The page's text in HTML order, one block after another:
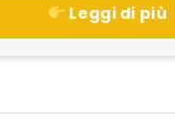
Leggi di più